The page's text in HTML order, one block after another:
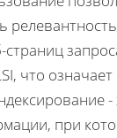
релевантность
что
-
при